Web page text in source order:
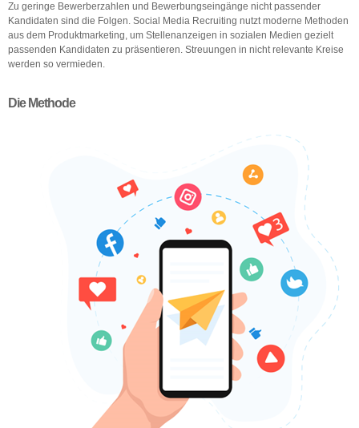
Zu geringe Bewerberzahlen und Bewerbungseingänge nicht passender
Kandidaten sind die Folgen. Social Media Recruiting nutzt moderne Methoden
aus dem Produktmarketing, um Stellenanzeigen in sozialen Medien gezielt
passenden Kandidaten zu präsentieren. Streuungen in nicht relevante Kreise
werden so vermieden.
Die Methode